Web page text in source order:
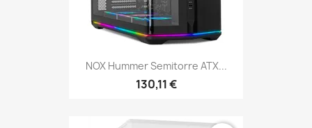
NOX Hummer Semitorre ATX...
130,11 €